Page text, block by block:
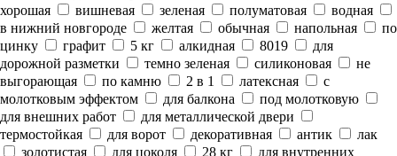
хорошая
вишневая зеленая полуматовая
водная
в нижний новгороде
желтая обычная напольная
по
цинку
графит 5 кг алкидная 8019
для
дорожной разметки
темно зеленая силиконовая
не
выгорающая
по камню 2 в 1 латексная
с
молотковым эффектом
для балкона
под молотковую
для внешних работ
для металлической двери
термостойкая
для ворот декоративная антик
лак
золотистая
для цоколя 28 кг
для внутренних